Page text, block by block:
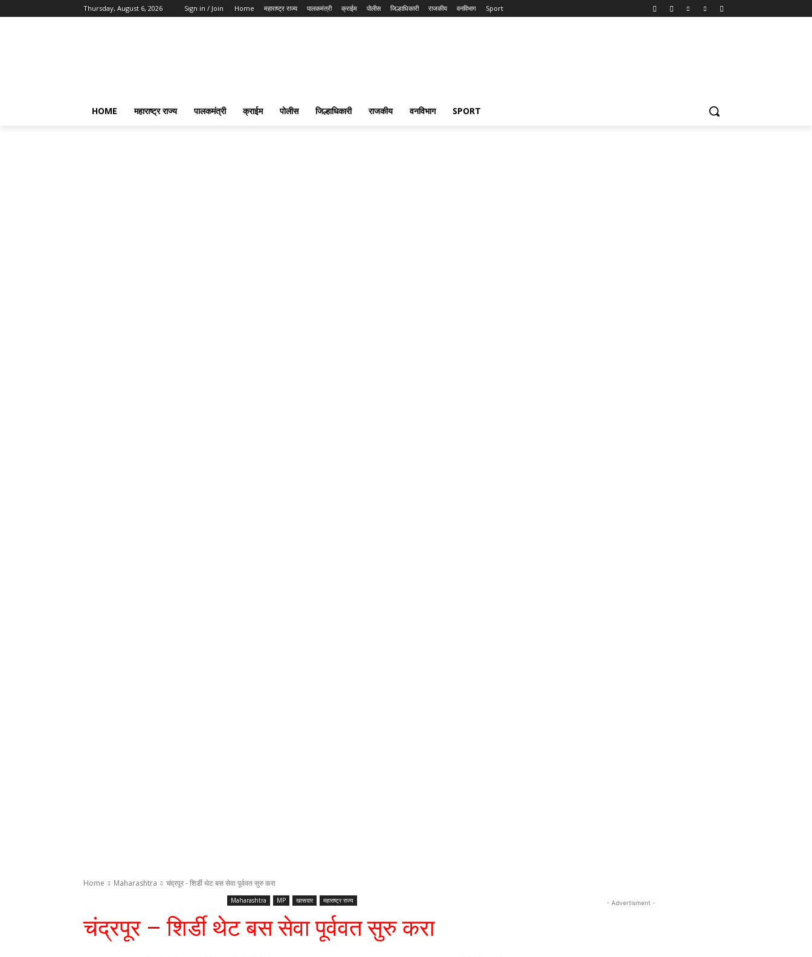
Thursday, August 6, 2026 Sign in / Join Home महाराष्ट्र राज्य पालकमंत्री क्राईम पोलीस जिल्हाधिकारी राजकीय वनविभाग Sport
HOME महाराष्ट्र राज्य पालकमंत्री क्राईम पोलीस जिल्हाधिकारी राजकीय वनविभाग SPORT
Home Maharashtra चंद्रपूर - शिर्डी थेट बस सेवा पूर्ववत सुरु करा
Maharashtra MP खासदार महाराष्ट्र राज्य
चंद्रपूर – शिर्डी थेट बस सेवा पूर्ववत सुरु करा
- Advertisment -